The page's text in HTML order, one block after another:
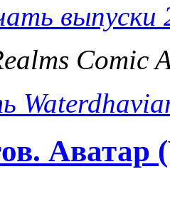
выпуски
Comic
Аватар